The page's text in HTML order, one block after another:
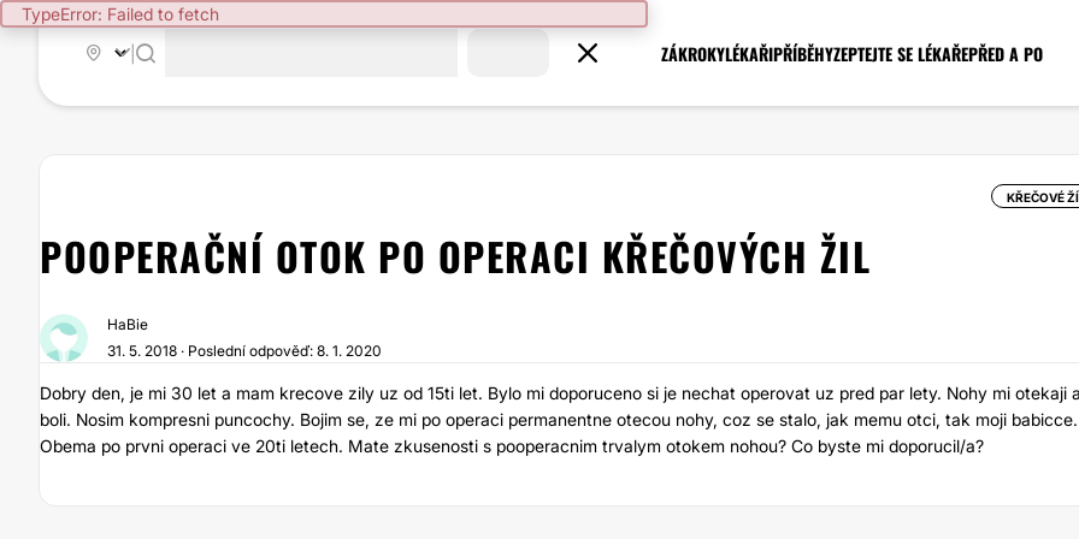
TypeError: Failed to fetch
ZÁKROKYLÉKAŘIPŘÍBĚHYZEPTEJTE SE LÉKAŘEPŘED A PO
KŘEČOVÉ
POOPERAČNÍ OTOK PO OPERACI KŘEČOVÝCH ŽIL
HaBie
31. 5. 2018 · Poslední odpověď: 8. 1. 2020
Dobry den, je mi 30 let a mam krecove zily uz od 15ti let. Bylo mi doporuceno si je nechat operovat uz pred par lety. Nohy mi otekaji
boli. Nosim kompresni puncochy. Bojim se, ze mi po operaci permanentne otecou nohy, coz se stalo, jak memu otci, tak moji babicce.
Obema po prvni operaci ve 20ti letech. Mate zkusenosti s pooperacnim trvalym otokem nohou? Co byste mi doporucil/a?